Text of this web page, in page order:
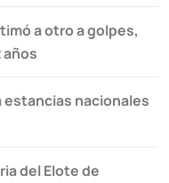
a otro a golpes,
estancias nacionales
del Elote de